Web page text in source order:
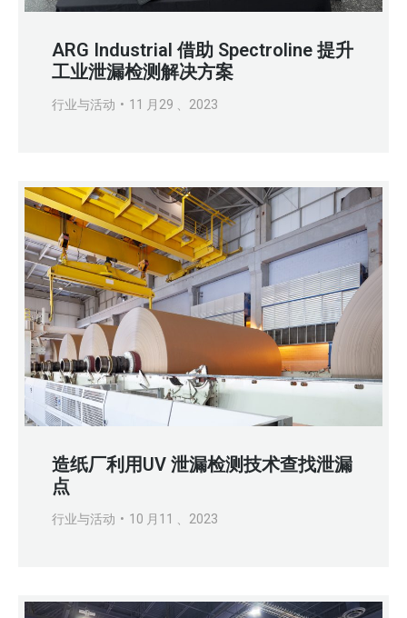
ARG Industrial 借助 Spectroline 提升
工业泄漏检测解决方案
行业与活动 11 月29 、2023
造纸厂利用UV 泄漏检测技术查找泄漏
点
行业与活动 10 月11 、2023